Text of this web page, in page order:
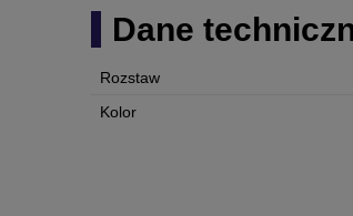
Dane
Rozstaw
Kolor